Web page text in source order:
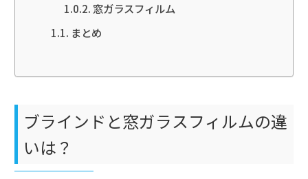
窓ガラスフィルム
まとめ
ブラインドと窓ガラスフィルムの違
いは？